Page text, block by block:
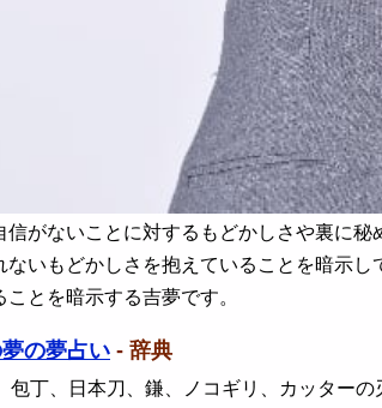
がないことに対するもどかしさや裏に
いもどかしさを抱えていることを暗示
とを暗示する吉夢です。
の夢占い - 辞典
包丁、日本刀、鎌、ノコギリ、カッターの